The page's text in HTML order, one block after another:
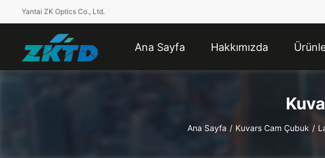
Yantai ZK Optics Co., Ltd.
Ana Sayfa Hakkımızda
Ana Sayfa / Kuvars Cam Çubuk /